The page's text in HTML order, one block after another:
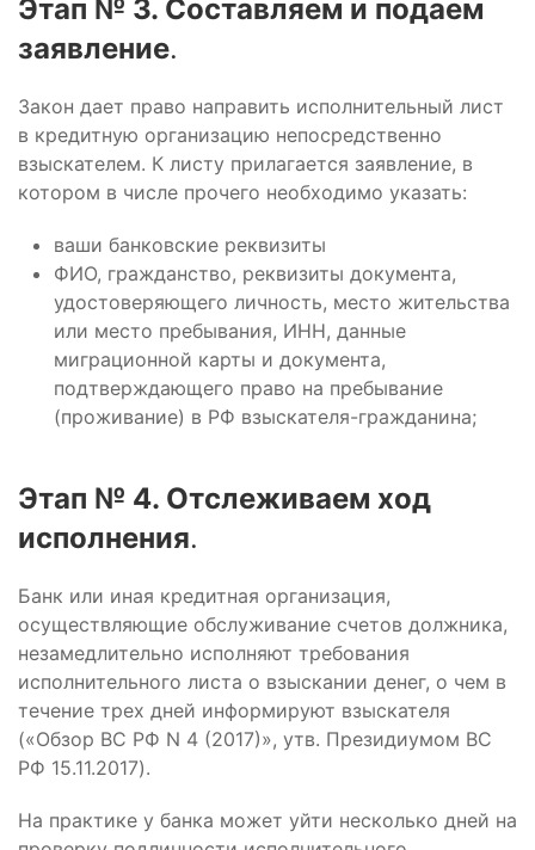
Этап № 3. Составляем и подаем
заявление.
Закон дает право направить исполнительный лист
в кредитную организацию непосредственно
взыскателем. К листу прилагается заявление, в
котором в числе прочего необходимо указать:
ваши банковские реквизиты
ФИО, гражданство, реквизиты документа,
удостоверяющего личность, место жительства
или место пребывания, ИНН, данные
миграционной карты и документа,
подтверждающего право на пребывание
(проживание) в РФ взыскателя-гражданина;
Этап № 4. Отслеживаем ход
исполнения.
Банк или иная кредитная организация,
осуществляющие обслуживание счетов должника,
незамедлительно исполняют требования
исполнительного листа о взыскании денег, о чем в
течение трех дней информируют взыскателя
(«Обзор ВС РФ N 4 (2017)», утв. Президиумом ВС
РФ 15.11.2017).
На практике у банка может уйти несколько дней на